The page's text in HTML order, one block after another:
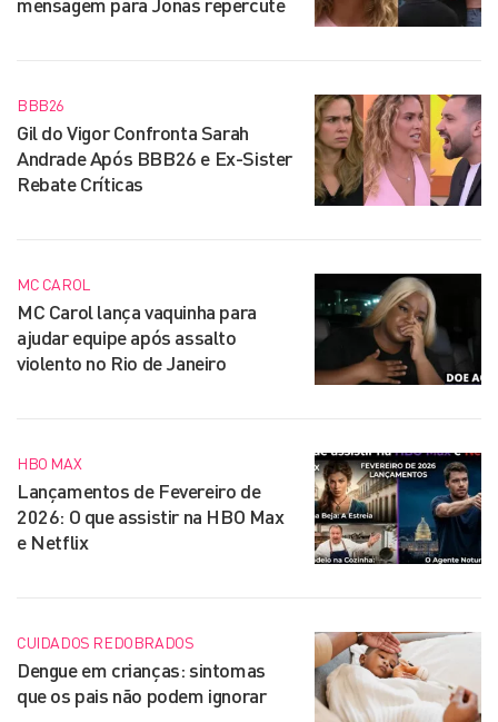
BBB26
Gil do Vigor Confronta Sarah
Andrade Após BBB26 e Ex-Sister
Rebate Críticas
MC CAROL
MC Carol lança vaquinha para
ajudar equipe após assalto
violento no Rio de Janeiro
HBO MAX
Lançamentos de Fevereiro de
2026: O que assistir na HBO Max
e Netflix
CUIDADOS REDOBRADOS
Dengue em crianças: sintomas
que os pais não podem ignorar